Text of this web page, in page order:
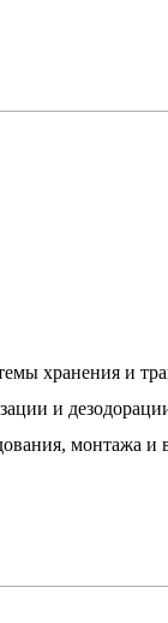
хранения и
и
монтажа и